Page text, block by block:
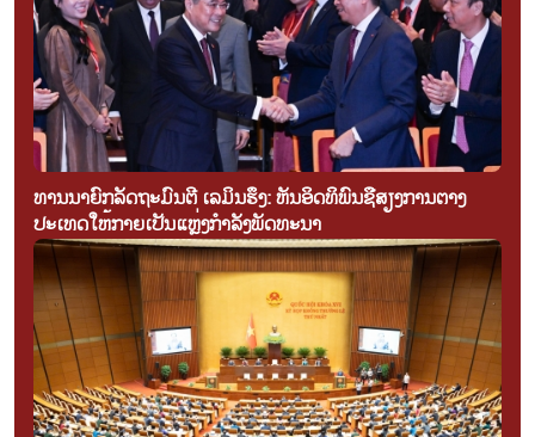
ທ່ານນາຍົກລັດຖະມົນຕີ ເລມິນຮຶງ: ຫັນອິດທິພົນຊື່ສຽງການຕ່າງ
ປະເທດໃຫ້ກາຍເປັນແຫຼ່ງກຳລັງພັດທະນາ